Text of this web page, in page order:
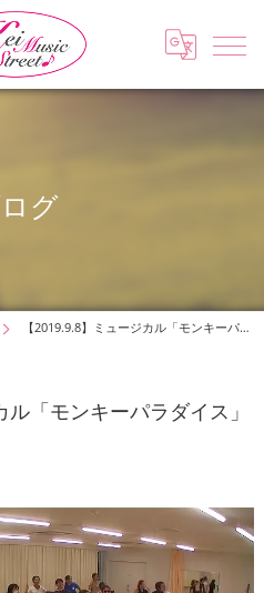
グ
【2019.9.8】ミュージカル「モンキーパラダイス」お稽古日誌
ル「モンキーパラダイス」